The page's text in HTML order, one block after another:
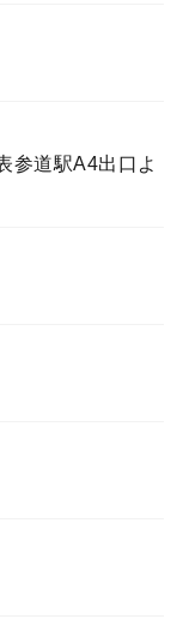
参道駅A4出口よ